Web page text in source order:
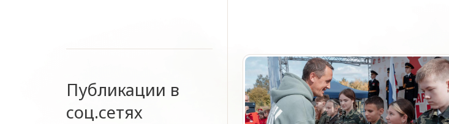
Публикации в
соц.сетях